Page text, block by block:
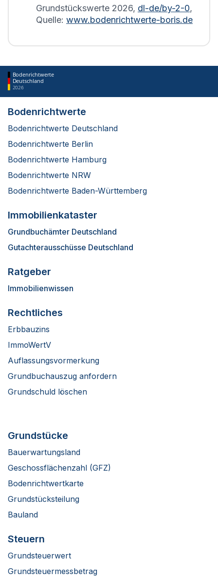
Grundstückswerte 2026, dl-de/by-2-0,
Quelle: www.bodenrichtwerte-boris.de
Bodenrichtwerte
Deutschland
2026
Bodenrichtwerte
Bodenrichtwerte Deutschland
Bodenrichtwerte Berlin
Bodenrichtwerte Hamburg
Bodenrichtwerte NRW
Bodenrichtwerte Baden-Württemberg
Immobilienkataster
Grundbuchämter Deutschland
Gutachterausschüsse Deutschland
Ratgeber
Immobilienwissen
Rechtliches
Erbbauzins
ImmoWertV
Auflassungsvormerkung
Grundbuchauszug anfordern
Grundschuld löschen
Grundstücke
Bauerwartungsland
Geschossflächenzahl (GFZ)
Bodenrichtwertkarte
Grundstücksteilung
Bauland
Steuern
Grundsteuerwert
Grundsteuermessbetrag